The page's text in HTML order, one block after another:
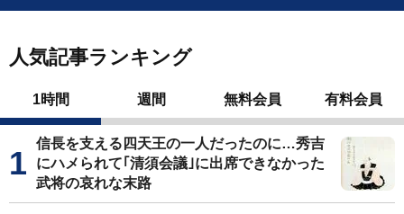
人気記事ランキング
1時間 週間 無料会員 有料会員
信長を支える四天王の一人だったのに…秀吉
にハメられて｢清須会議｣に出席できなかった
武将の哀れな末路